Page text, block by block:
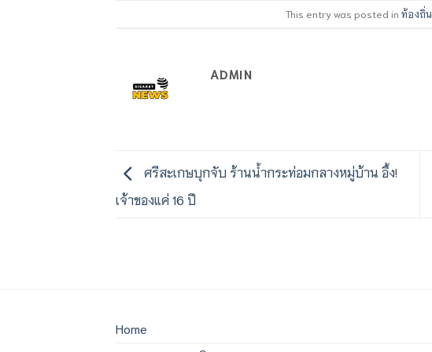
This entry was posted inท้องถิ่น
ADMIN
ศรีสะเกษบุกจับ ร้านน้ำกระท่อมกลางหมู่บ้าน อึ้ง!
เจ้าของแค่ 16 ปี
Home